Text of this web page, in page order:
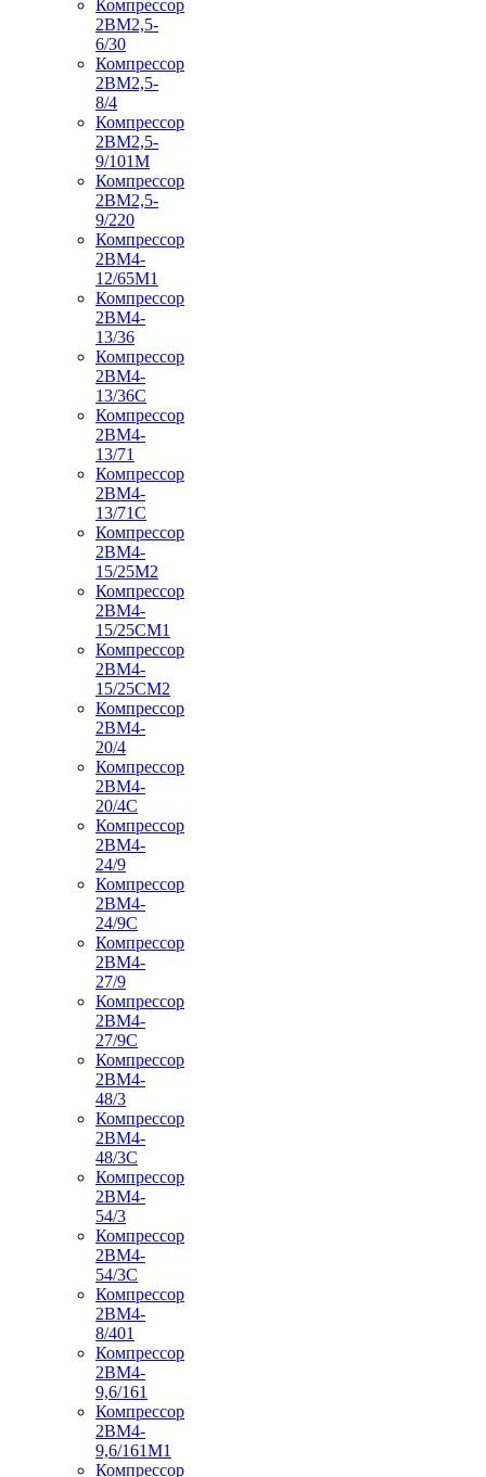
Компрессор
2ВМ2,5-
6/30
Компрессор
2ВМ2,5-
8/4
Компрессор
2ВМ2,5-
9/101М
Компрессор
2ВМ2,5-
9/220
Компрессор
2ВМ4-
12/65М1
Компрессор
2ВМ4-
13/36
Компрессор
2ВМ4-
13/36С
Компрессор
2ВМ4-
13/71
Компрессор
2ВМ4-
13/71С
Компрессор
2ВМ4-
15/25М2
Компрессор
2ВМ4-
15/25СМ1
Компрессор
2ВМ4-
15/25СМ2
Компрессор
2ВМ4-
20/4
Компрессор
2ВМ4-
20/4С
Компрессор
2ВМ4-
24/9
Компрессор
2ВМ4-
24/9С
Компрессор
2ВМ4-
27/9
Компрессор
2ВМ4-
27/9С
Компрессор
2ВМ4-
48/3
Компрессор
2ВМ4-
48/3С
Компрессор
2ВМ4-
54/3
Компрессор
2ВМ4-
54/3С
Компрессор
2ВМ4-
8/401
Компрессор
2ВМ4-
9,6/161
Компрессор
2ВМ4-
9,6/161М1
Компрессор